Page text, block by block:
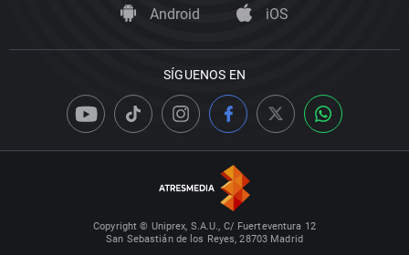
Android iOS
SÍGUENOS EN
Copyright © Uniprex, S.A.U., C/ Fuerteventura 12
San Sebastián de los Reyes, 28703 Madrid